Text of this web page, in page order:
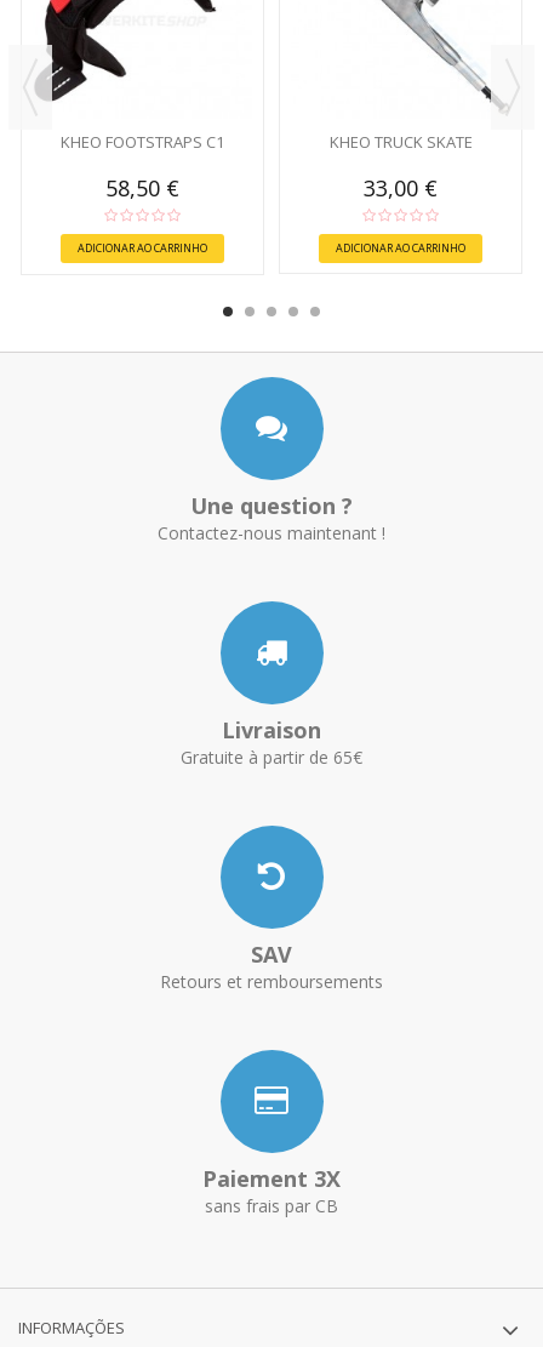
KHEO FOOTSTRAPS C1
58,50 €
ADICIONAR AO CARRINHO
KHEO TRUCK SKATE
33,00 €
ADICIONAR AO CARRINHO
Une question ?
Contactez-nous maintenant !
Livraison
Gratuite à partir de 65€
SAV
Retours et remboursements
Paiement 3X
sans frais par CB
INFORMAÇÕES